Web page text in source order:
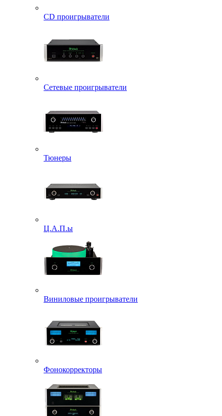
CD проигрыватели
Сетевые проигрыватели
Тюнеры
Ц.А.П.ы
Виниловые проигрыватели
Фонокорректоры